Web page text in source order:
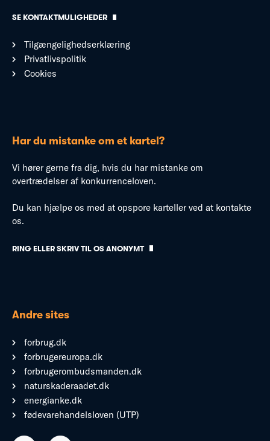
SE KONTAKTMULIGHEDER
Tilgængelighedserklæring
Privatlivspolitik
Cookies
Har du mistanke om et kartel?
Vi hører gerne fra dig, hvis du har mistanke om
overtrædelser af konkurrenceloven.
Du kan hjælpe os med at opspore karteller ved at kontakte
os.
RING ELLER SKRIV TIL OS ANONYMT
Andre sites
forbrug.dk
forbrugereuropa.dk
forbrugerombudsmanden.dk
naturskaderaadet.dk
energianke.dk
fødevarehandelsloven (UTP)